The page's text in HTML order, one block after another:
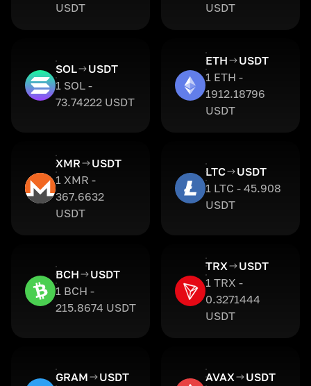
USDT
USDT
SOL
USDT
1 SOL -
73.74222 USDT
ETH
USDT
1 ETH -
1912.18796
USDT
XMR
USDT
1 XMR -
367.6632
USDT
LTC
USDT
1 LTC - 45.908
USDT
BCH
USDT
1 BCH -
215.8674 USDT
TRX
USDT
1 TRX -
0.3271444
USDT
GRAM
USDT
AVAX
USDT